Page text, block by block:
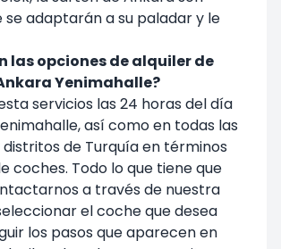
se adaptarán a su paladar y le
las opciones de alquiler de
Yenimahalle?
servicios las 24 horas del día
así como en todas las
de Turquía en términos
coches. Todo lo que tiene que
a través de nuestra
el coche que desea
los pasos que aparecen en